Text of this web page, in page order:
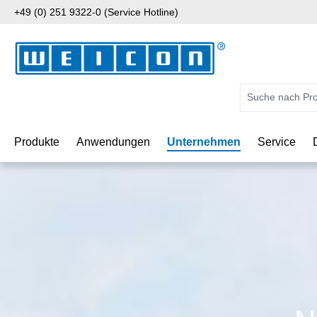
Hauptinhalt springen
Zur Suche springen
Zur Hauptnavigation springen
+49 (0) 251 9322-0 (Service Hotline)
Produkte Anwendungen Unternehmen Service